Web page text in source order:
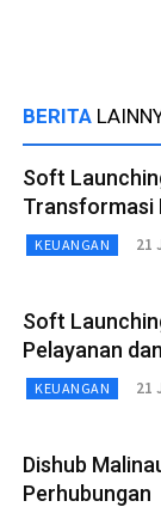
BERITA
Soft
Transformasi
KEUANGAN 21
Soft
Pelayanan
KEUANGAN 21
Dishub
Perhubungan